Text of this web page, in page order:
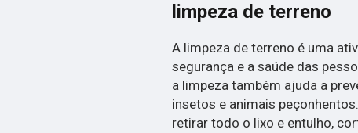
limpeza de terreno
A limpeza de terreno é uma
segurança e a saúde das
a limpeza também ajuda a
insetos e animais
retirar todo o lixo e entulho,